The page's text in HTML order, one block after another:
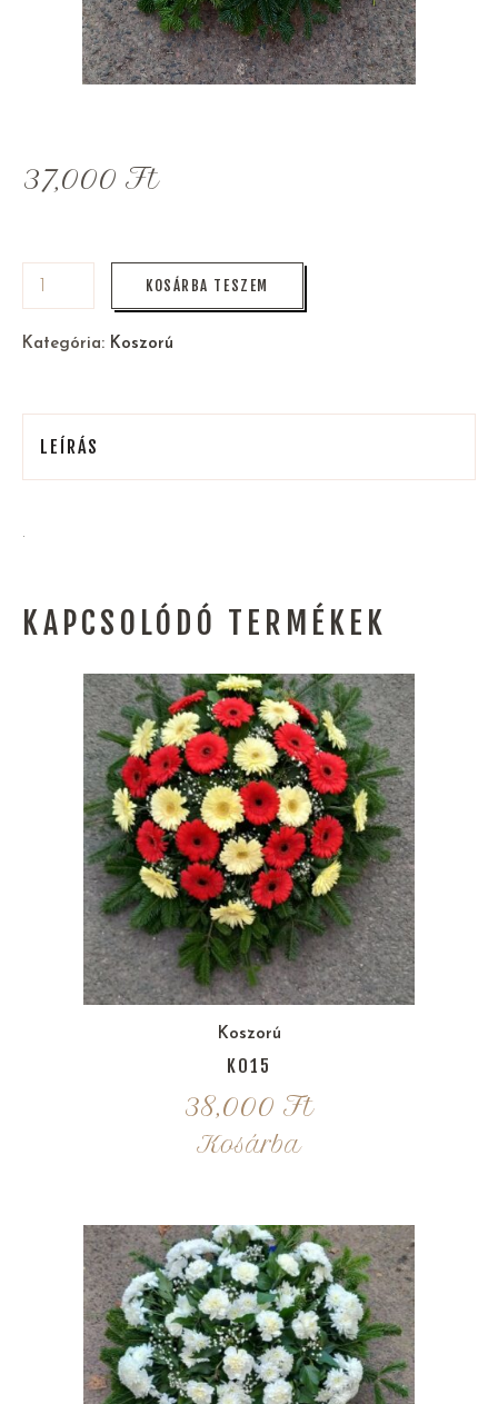
37,000 Ft
KOSÁRBA TESZEM
Kategória: Koszorú
LEÍRÁS
.
KAPCSOLÓDÓ TERMÉKEK
Koszorú
K015
38,000 Ft
Kosárba